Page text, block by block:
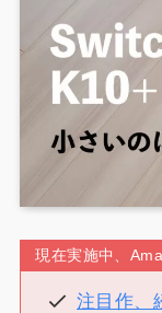
現在実施中、
注目作、